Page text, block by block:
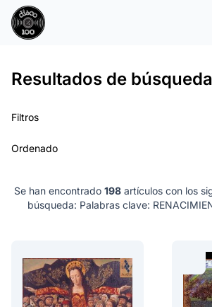
Resultados de búsqueda
Filtros
Ordenado
Se han encontrado 198 artículos con los
búsqueda: Palabras clave: